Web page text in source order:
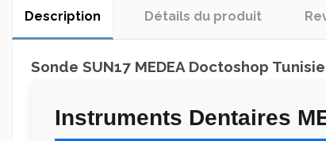
Description Détails du produit
Sonde SUN17 MEDEA Doctoshop Tunisie
Instruments Dentaires